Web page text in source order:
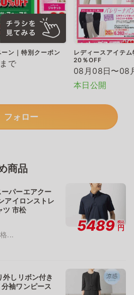
ーン｜特別クーポン
で
レディースアイテ
20％OFF
08月08日〜08
本日公開
フォロー
商品
ーパーエアクー
アイロンストレ
ツ 市松
...
5489 税込
円
外しリボン付き
袖ワンピース